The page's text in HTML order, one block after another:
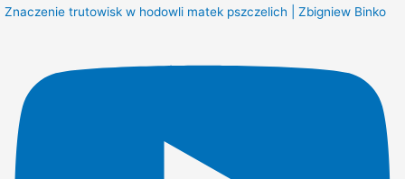
Znaczenie trutowisk w hodowli matek pszczelich | Zbigniew Binko